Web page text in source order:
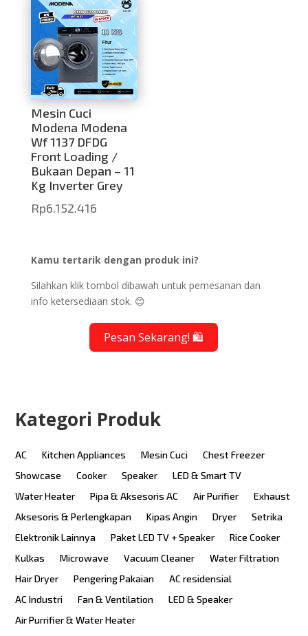
Mesin Cuci
Modena Modena
Wf 1137 DFDG
Front Loading /
Bukaan Depan – 11
Kg Inverter Grey
Rp6.152.416
Kamu tertarik dengan produk ini?
Silahkan klik tombol dibawah untuk pemesanan dan
info ketersediaan stok. 😊
Pesan Sekarang! 🛍️
Kategori Produk
AC Kitchen Appliances Mesin Cuci
Chest Freezer
Showcase
Cooker Speaker
LED & Smart TV
Water Heater
Pipa & Aksesoris AC Air Purifier
Exhaust
Aksesoris & Perlengkapan
Kipas Angin Dryer
Setrika
Elektronik Lainnya
Paket LED TV + Speaker
Rice Cooker
Kulkas
Microwave Vacuum Cleaner
Water Filtration
Hair Dryer
Pengering Pakaian
AC residensial
AC Industri
Fan & Ventilation
LED & Speaker
Air Purrifier & Water Heater